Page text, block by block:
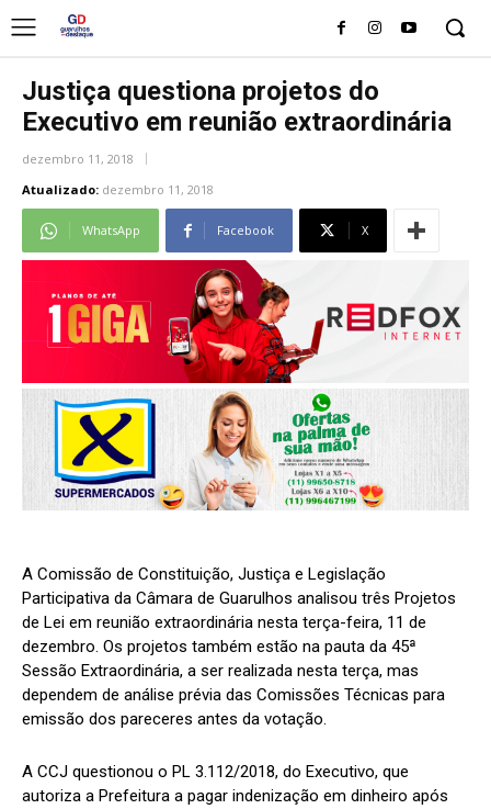
Justiça questiona projetos do
Executivo em reunião extraordinária
dezembro 11, 2018
Atualizado: dezembro 11, 2018
WhatsApp Facebook X
A Comissão de Constituição, Justiça e Legislação
Participativa da Câmara de Guarulhos analisou três Projetos
de Lei em reunião extraordinária nesta terça-feira, 11 de
dezembro. Os projetos também estão na pauta da 45ª
Sessão Extraordinária, a ser realizada nesta terça, mas
dependem de análise prévia das Comissões Técnicas para
emissão dos pareceres antes da votação.
A CCJ questionou o PL 3.112/2018, do Executivo, que
autoriza a Prefeitura a pagar indenização em dinheiro após